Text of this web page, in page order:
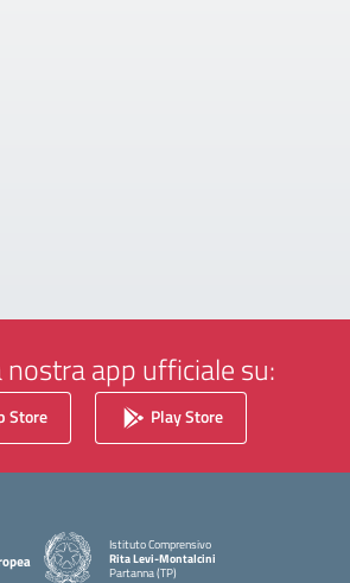
nostra app ufficiale su:
Store Play Store
Istituto Comprensivo
Rita Levi-Montalcini
Partanna (TP)